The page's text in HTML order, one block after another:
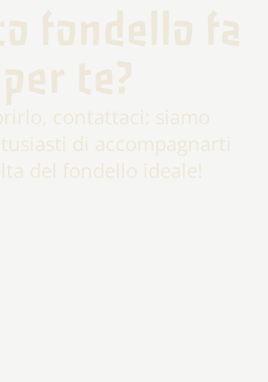
fondello fa
per te?
contattaci: siamo
di accompagnarti
del fondello ideale!